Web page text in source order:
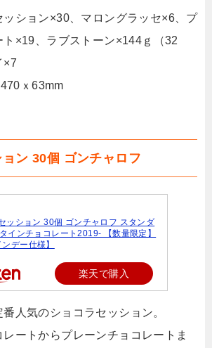
ッション×30、マロングラッセ×6、プ
ト×19、ラブストーン×144ｇ（32
×7
ｘ63mm
ン 30個 ゴンチャロフ
ッション 30個 ゴンチャロフ スタンダ
インチョコレート2019- 【数量限定】
デー仕様】
楽天で購入
人気のショコラセッション。
ートからプレーンチョコレートま